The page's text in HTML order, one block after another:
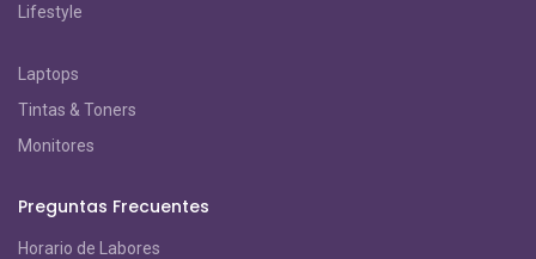
Lifestyle
Laptops
Tintas & Toners
Monitores
Preguntas Frecuentes
Horario de Labores